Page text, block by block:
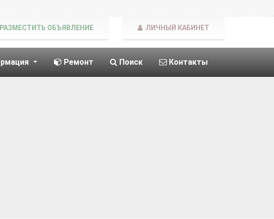
Ремонт Поиск Контакты
РАЗМЕСТИТЬ ОБЪЯВЛЕНИЕ ЛИЧНЫЙ КАБИНЕТ